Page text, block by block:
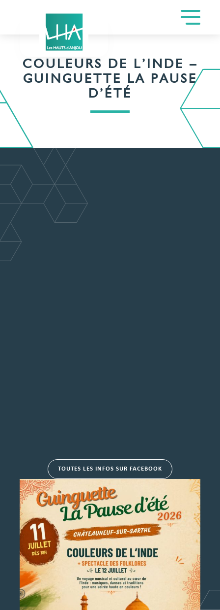
COULEURS DE L’INDE –
GUINGUETTE LA PAUSE
D’ÉTÉ
TOUTES LES INFOS SUR FACEBOOK